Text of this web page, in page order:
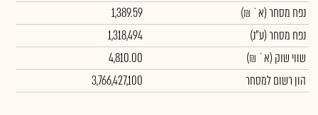
נפח מסחר(א` ₪)
1,389.59
נפח מסחר(ע"נ)
1,318,494
שווי שוק (א` ₪)
4,810.00
הון רשום למסחר
3,766,427,100